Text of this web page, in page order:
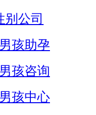
别公司
孩助孕
孩咨询
孩中心